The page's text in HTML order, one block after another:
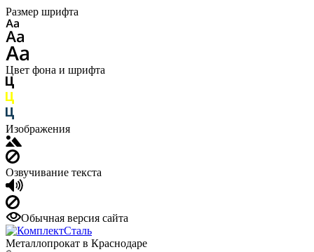
Размер шрифта
Цвет фона и шрифта
Изображения
Озвучивание текста
Обычная версия сайта
Металлопрокат в Краснодаре